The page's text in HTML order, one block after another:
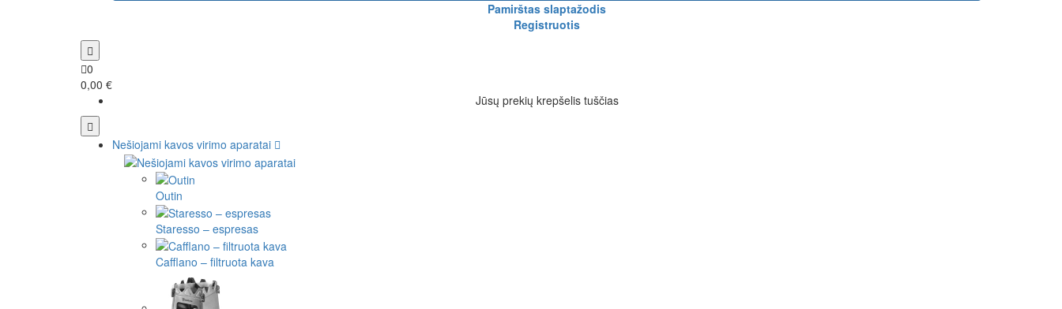
Pamirštas slaptažodis
Registruotis
0
0,00 €
Jūsų prekių krepšelis tuščias
Nešiojami kavos virimo aparatai
Outin
Staresso – espresas
Cafflano – filtruota kava